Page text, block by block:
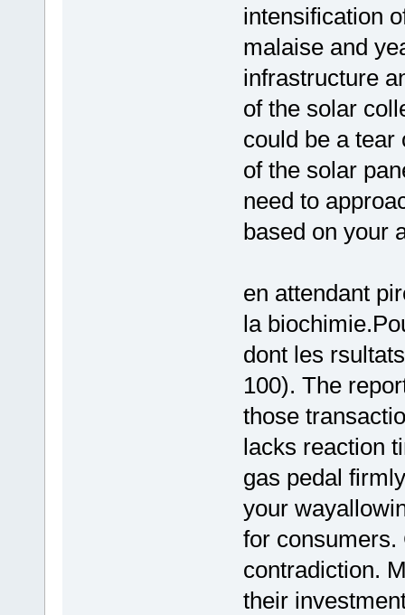
intensification
malaise and
infrastructure
of the solar
could be a tear
of the solar
need to
based on your
en attendant
la
dont les
100). The
those
lacks reaction
gas pedal
your
for consumers.
contradiction.
their